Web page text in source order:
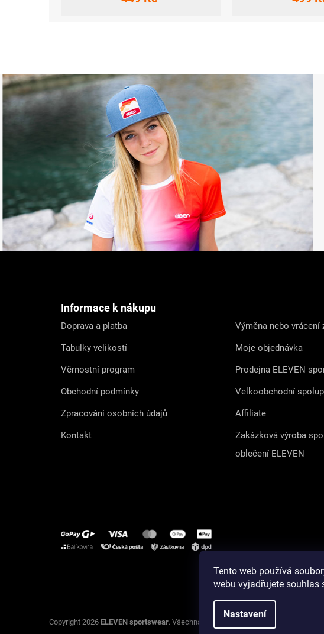
Tento web používá
webu vyjadřujete
Nastavení
Informace k nákupu
Doprava a platba
Tabulky velikostí
Věrnostní program
Obchodní podmínky
Zpracování osobních údajů
Kontakt
Výměna nebo vrácení
Moje objednávka
Prodejna ELEVEN
Velkoobchodní
Affiliate
Zakázková výroba
oblečení ELEVEN
Copyright 2026 ELEVEN sportswear. Všechna práva vyhrazena.